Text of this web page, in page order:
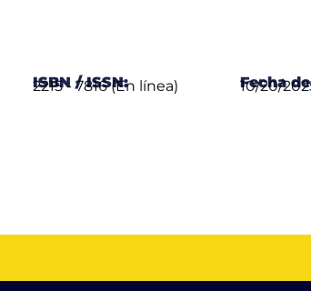
ISBN / ISSN:
2215 - 7816 (En línea) Fecha
10/20/